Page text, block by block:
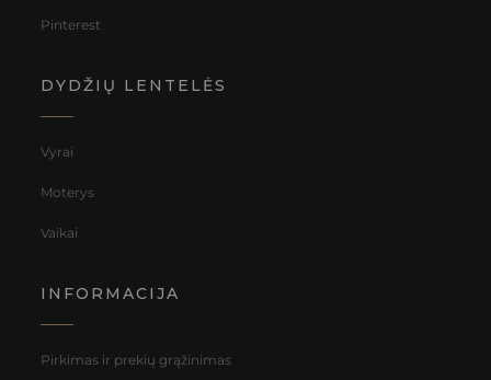
Pinterest
DYDŽIŲ LENTELĖS
Vyrai
Moterys
Vaikai
INFORMACIJA
Pirkimas ir prekių grąžinimas